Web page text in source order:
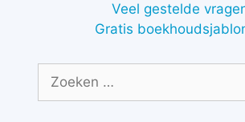
Veel gestelde
Gratis
Zoek